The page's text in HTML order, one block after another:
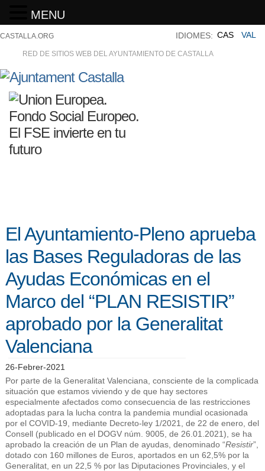
CASTALLA.ORG
RED DE SITIOS WEB DEL AYUNTAMIENTO DE CASTALLA
IDIOMES: CAS VAL
El Ayuntamiento-Pleno aprueba
las Bases Reguladoras de las
Ayudas Económicas en el
Marco del “PLAN RESISTIR”
aprobado por la Generalitat
Valenciana
26-Febrer-2021
Por parte de la Generalitat Valenciana, consciente de la complicada
situación que estamos viviendo y de que hay sectores
especialmente afectados como consecuencia de las restricciones
adoptadas para la lucha contra la pandemia mundial ocasionada
por el COVID-19, mediante Decreto-ley 1/2021, de 22 de enero, del
Consell (publicado en el DOGV núm. 9005, de 26.01.2021), se ha
aprobado la creación de un Plan de ayudas, denominado “Resistir”,
dotado con 160 millones de Euros, aportados en un 62,5% por la
Generalitat, en un 22,5 % por las Diputaciones Provinciales, y el
MENU